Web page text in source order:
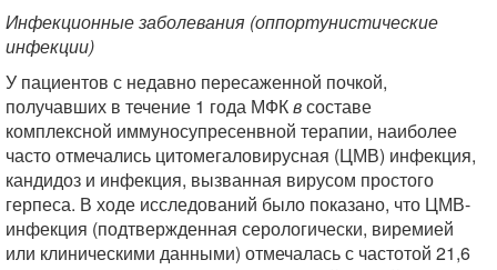
Инфекционные заболевания (оппортунистические
инфекции)
У пациентов с недавно пересаженной почкой,
получавших в течение 1 года МФКвсоставе
комплексной иммуносупресенвной терапии, наиболее
часто отмечались цитомегаловирусная (ЦМВ) инфекция,
кандидоз и инфекция, вызванная вирусом простого
герпеса. В ходе исследований было показано, что ЦМВ-
инфекция (подтвержденная серологически, виремией
или клиническими данными) отмечалась с частотой 21,6